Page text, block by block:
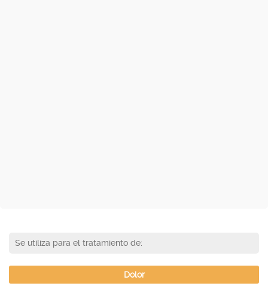
Se utiliza para el tratamiento de:
Dolor